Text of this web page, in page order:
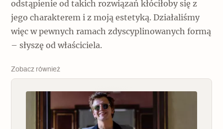
odstąpienie od takich rozwiązań kłóciłoby się z
jego charakterem i z moją estetyką. Działaliśmy
więc w pewnych ramach zdyscyplinowanych formą
– słyszę od właściciela.
Zobacz również